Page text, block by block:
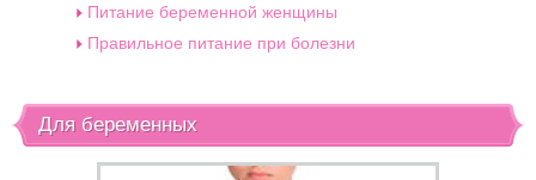
Питание беременной женщины
Правильное питание при болезни
Для беременных